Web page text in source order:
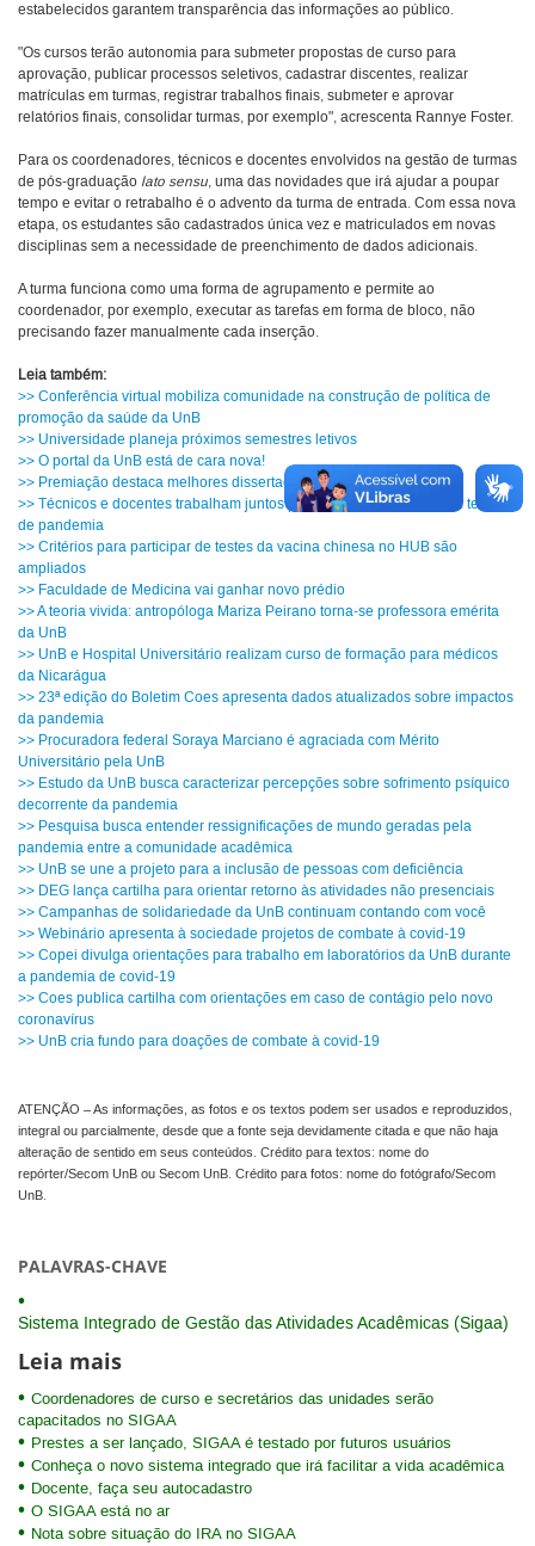
estabelecidos garantem transparência das informações ao público.
"Os cursos terão autonomia para submeter propostas de curso para
aprovação, publicar processos seletivos, cadastrar discentes, realizar
matrículas em turmas, registrar trabalhos finais, submeter e aprovar
relatórios finais, consolidar turmas, por exemplo", acrescenta Rannye Foster.
Para os coordenadores, técnicos e docentes envolvidos na gestão de turmas
de pós-graduação lato sensu, uma das novidades que irá ajudar a poupar
tempo e evitar o retrabalho é o advento da turma de entrada. Com essa nova
etapa, os estudantes são cadastrados única vez e matriculados em novas
disciplinas sem a necessidade de preenchimento de dados adicionais.
A turma funciona como uma forma de agrupamento e permite ao
coordenador, por exemplo, executar as tarefas em forma de bloco, não
precisando fazer manualmente cada inserção.
Leia também:
>> Conferência virtual mobiliza comunidade na construção de política de
promoção da saúde da UnB
>> Universidade planeja próximos semestres letivos
>> O portal da UnB está de cara nova!
>> Premiação destaca melhores dissertações e teses da UnB
>> Técnicos e docentes trabalham juntos para o sucesso da UnB em tempos
de pandemia
>> Critérios para participar de testes da vacina chinesa no HUB são
ampliados
>> Faculdade de Medicina vai ganhar novo prédio
>> A teoria vivida: antropóloga Mariza Peirano torna-se professora emérita
da UnB
>> UnB e Hospital Universitário realizam curso de formação para médicos
da Nicarágua
>> 23ª edição do Boletim Coes apresenta dados atualizados sobre impactos
da pandemia
>> Procuradora federal Soraya Marciano é agraciada com Mérito
Universitário pela UnB
>> Estudo da UnB busca caracterizar percepções sobre sofrimento psíquico
decorrente da pandemia
>> Pesquisa busca entender ressignificações de mundo geradas pela
pandemia entre a comunidade acadêmica
>> UnB se une a projeto para a inclusão de pessoas com deficiência
>> DEG lança cartilha para orientar retorno às atividades não presenciais
>> Campanhas de solidariedade da UnB continuam contando com você
>> Webinário apresenta à sociedade projetos de combate à covid-19
>> Copei divulga orientações para trabalho em laboratórios da UnB durante
a pandemia de covid-19
>> Coes publica cartilha com orientações em caso de contágio pelo novo
coronavírus
>> UnB cria fundo para doações de combate à covid-19
ATENÇÃO – As informações, as fotos e os textos podem ser usados e reproduzidos,
integral ou parcialmente, desde que a fonte seja devidamente citada e que não haja
alteração de sentido em seus conteúdos. Crédito para textos: nome do
repórter/Secom UnB ou Secom UnB. Crédito para fotos: nome do fotógrafo/Secom
UnB.
PALAVRAS-CHAVE
Sistema Integrado de Gestão das Atividades Acadêmicas (Sigaa)
Leia mais
Coordenadores de curso e secretários das unidades serão
capacitados no SIGAA
Prestes a ser lançado, SIGAA é testado por futuros usuários
Conheça o novo sistema integrado que irá facilitar a vida acadêmica
Docente, faça seu autocadastro
O SIGAA está no ar
Nota sobre situação do IRA no SIGAA